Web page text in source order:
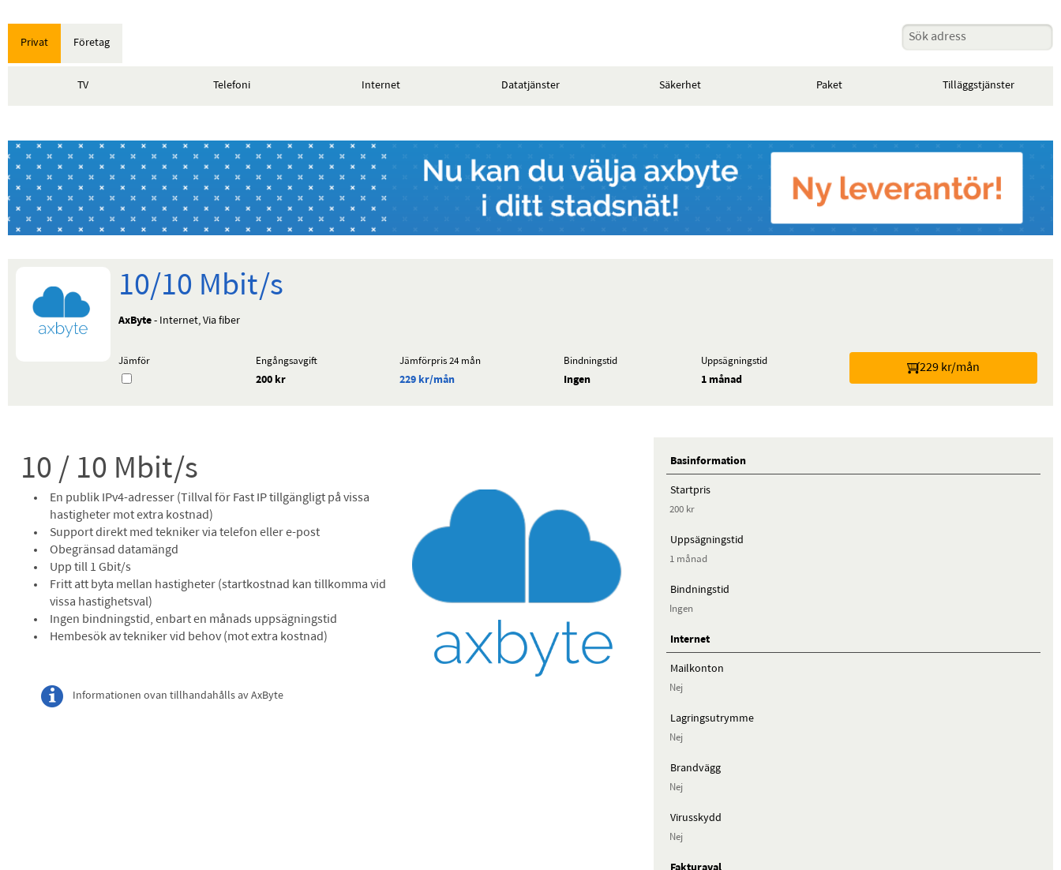
Privat Företag
TV Telefoni Internet Datatjänster Säkerhet Paket Tilläggstjänster
10/10 Mbit/s
AxByte - Internet, Via fiber
Jämför Engångsavgift
200 kr
Jämförpris 24 mån
229 kr/mån
Bindningstid
Ingen
Uppsägningstid
1 månad
229 kr/mån
10 / 10 Mbit/s
En publik IPv4-adresser (Tillval för Fast IP tillgängligt på vissa
hastigheter mot extra kostnad)
Support direkt med tekniker via telefon eller e-post
Obegränsad datamängd
Upp till 1 Gbit/s
Fritt att byta mellan hastigheter (startkostnad kan tillkomma vid
vissa hastighetsval)
Ingen bindningstid, enbart en månads uppsägningstid
Hembesök av tekniker vid behov (mot extra kostnad)
Informationen ovan tillhandahålls av AxByte
Basinformation
Startpris
200 kr
Uppsägningstid
1 månad
Bindningstid
Ingen
Internet
Mailkonton
Nej
Lagringsutrymme
Nej
Brandvägg
Nej
Virusskydd
Nej